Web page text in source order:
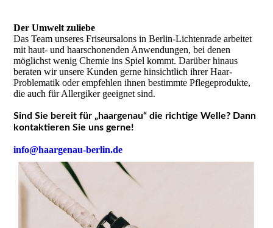
Der Um­welt zu­liebe
Das Team unseres Friseursalons in Berlin-Lichtenrade arbeitet
mit haut- und haarschonenden Anwendungen, bei denen
möglichst wenig Chemie ins Spiel kommt. Darüber hinaus
beraten wir unsere Kunden gerne hinsichtlich ihrer Haar-
Problematik oder empfehlen ihnen bestimmte Pflegeprodukte,
die auch für Allergiker geeignet sind.
Sind Sie bereit für „haargenau“ die richtige Welle? Dann
kontaktieren Sie uns gerne!
info@haargenau-berlin.de